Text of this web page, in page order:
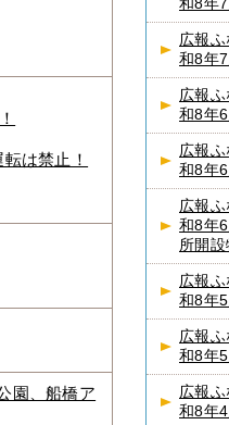
は禁止！
園、船橋ア
和8年
広報
和8年
広報
和8年
広報
和8年
広報
和8年
所開
広報
和8年
広報
和8年
広報
和8年